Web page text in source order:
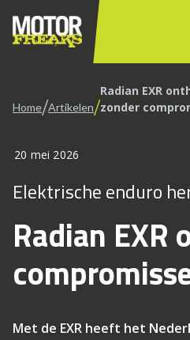
Home/Artikelen/Radian EXR
zonder
20 mei 2026
Elektrische enduro
Radian
Met de EXR heeft het